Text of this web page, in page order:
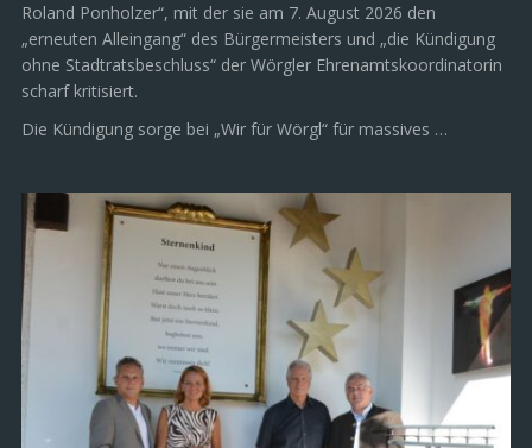
Roland Ponholzer“, mit der sie am 7. August 2026 den
„erneuten Alleingang“ des Bürgermeisters und „die Kündigung
ohne Stadtratsbeschluss“ der Wörgler Ehrenamtskoordinatorin
scharf kritisiert.
Die Kündigung sorge bei „Wir für Wörgl“ für massives …